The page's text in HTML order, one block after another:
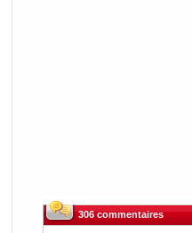
306 commentaires